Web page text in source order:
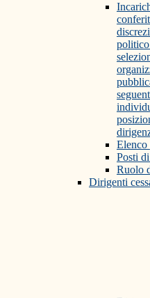
politico
Elenco
Posti
Ruolo
Dirigenti